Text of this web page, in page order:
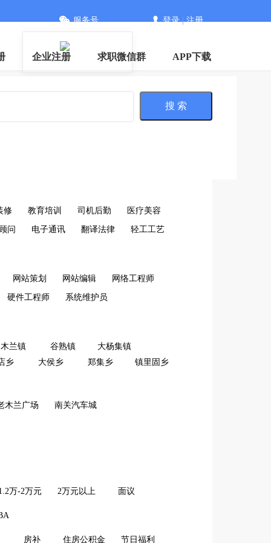
服务号 登录|注册
企业注册 求职微信群 APP下载
搜 索
修 教育培训 司机后勤 医疗美容
问 电子通讯 翻译法律 轻工工艺
网站策划 网站编辑 网络工程师
硬件工程师 系统维护员
木兰镇 谷熟镇
大杨集镇
乡
大侯乡 郑集乡 镇里固乡
木兰广场 南关汽车城
万-2万元 2万元以上 面议
房补 住房公积金 节日福利